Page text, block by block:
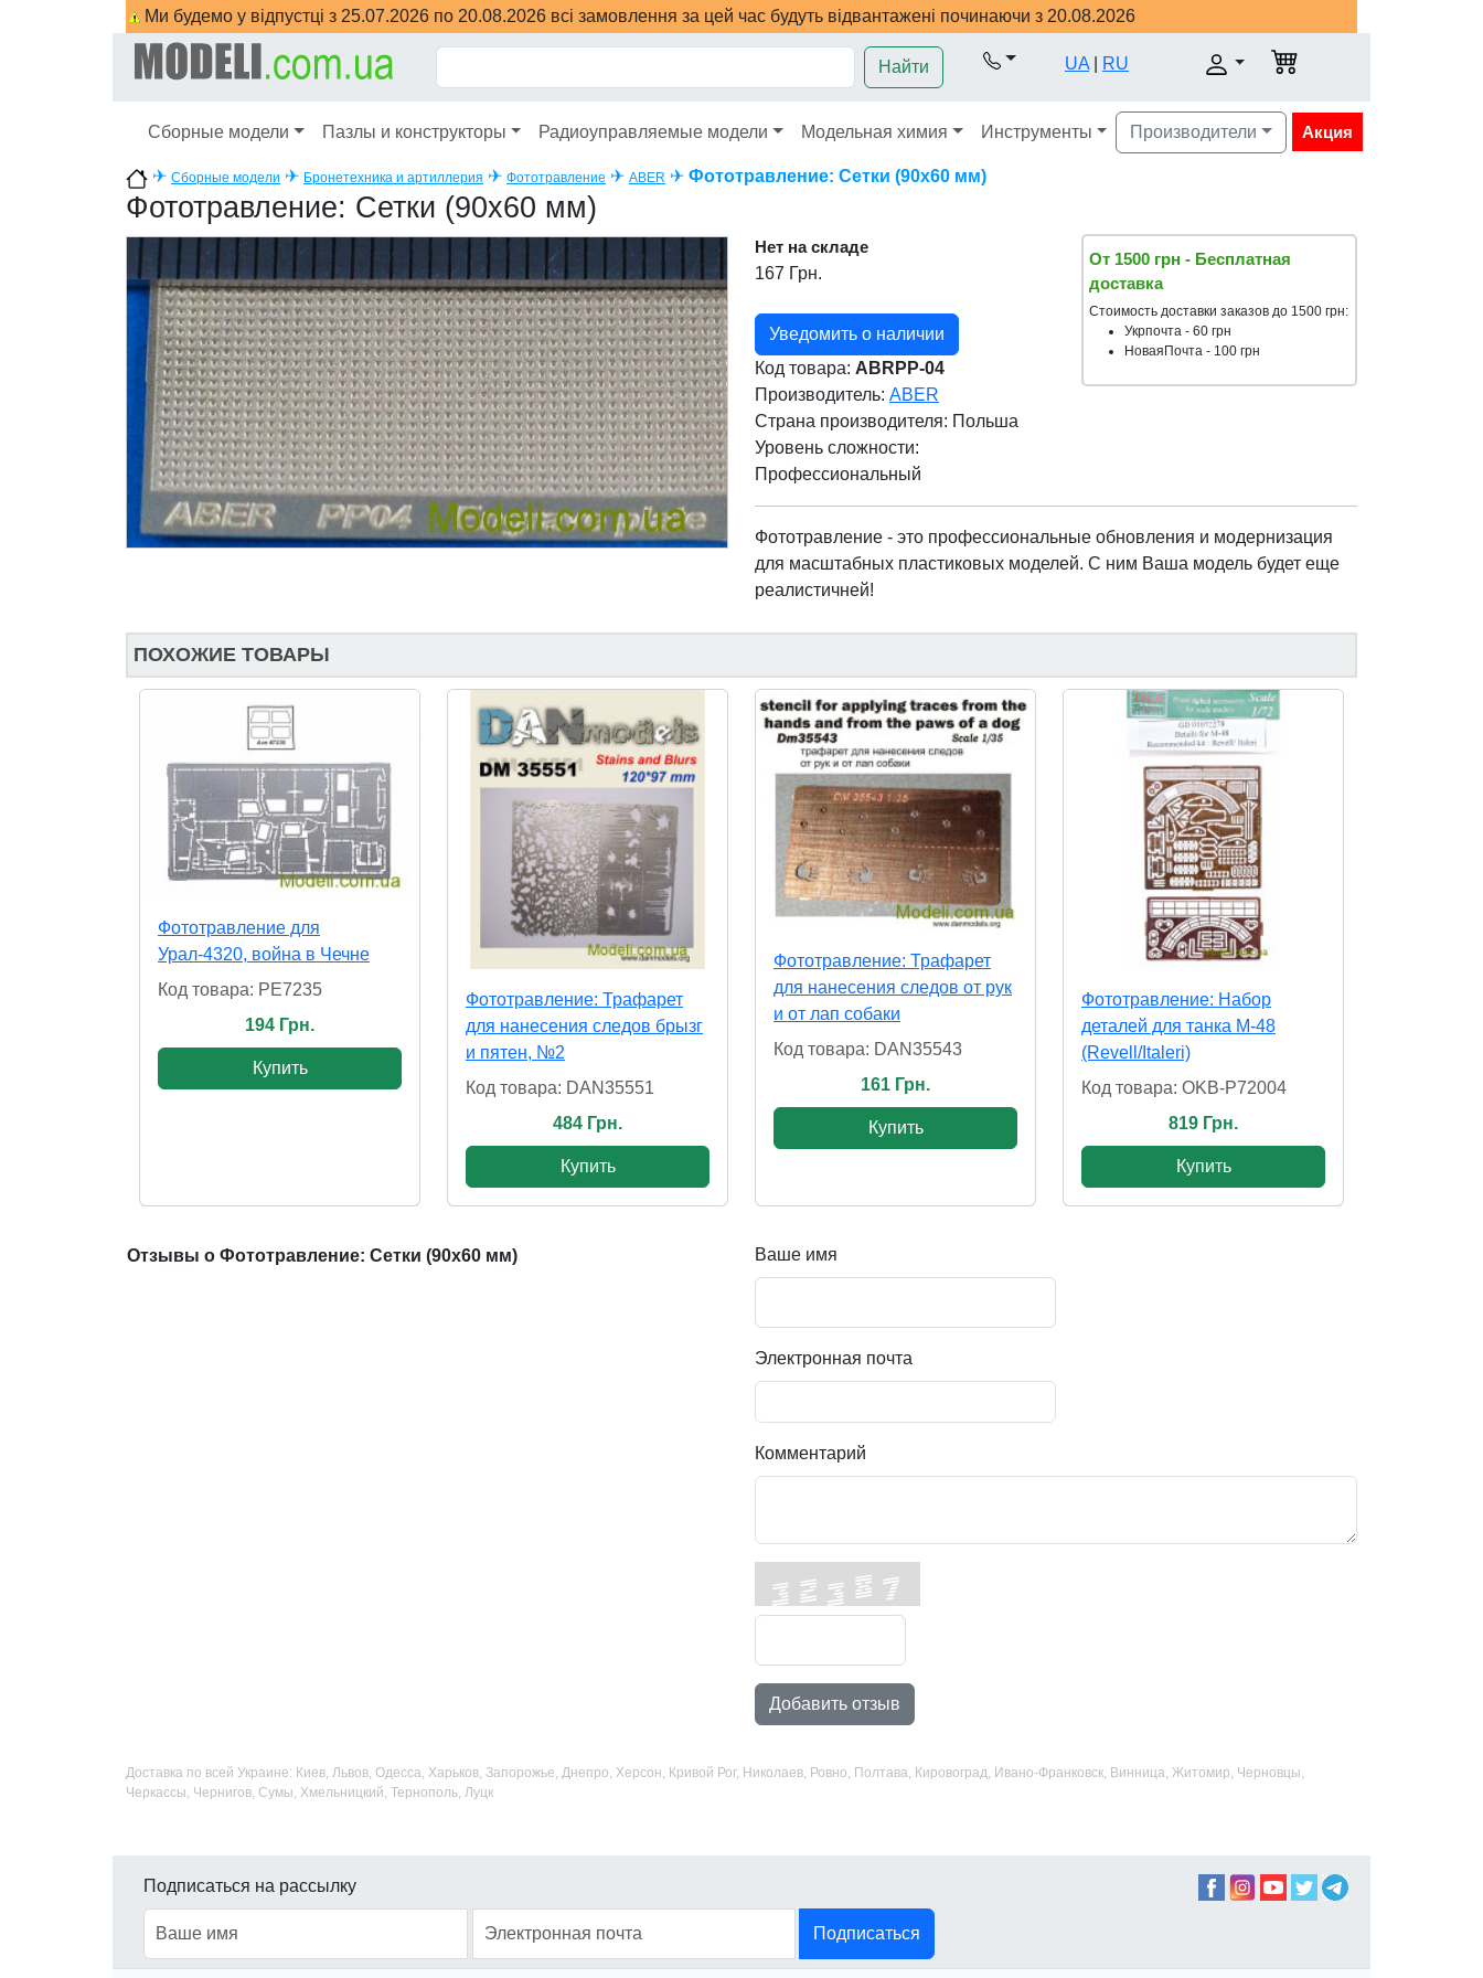
Ми будемо у відпустці з 25.07.2026 по 20.08.2026 всі замовлення за цей час будуть відвантажені починаючи з 20.08.2026
Найти UA RU
Сборные модели Пазлы и конструкторы Радиоуправляемые модели Модельная химия Инструменты Производители Акция
✈ Сборные модели ✈ Бронетехника и артиллерия ✈ Фототравление ✈ ABER ✈ Фототравление: Сетки (90x60 мм)
Фототравление: Сетки (90x60 мм)
Нет на складе
167 Грн.
Уведомить о наличии
Код товара: ABRPP-04
Производитель: ABER
Страна производителя: Польша
Уровень сложности:
Профессиональный
От 1500 грн - Бесплатная
доставка
Стоимость доставки заказов до 1500 грн:
Укрпочта - 60 грн
НоваяПочта - 100 грн
Фототравление - это профессиональные обновления и модернизация
для масштабных пластиковых моделей. С ним Ваша модель будет еще
реалистичней!
ПОХОЖИЕ ТОВАРЫ
Фототравление для
Урал-4320, война в Чечне
Код товара: PE7235
194 Грн.
Купить
Фототравление: Трафарет
для нанесения следов брызг
и пятен, №2
Код товара: DAN35551
484 Грн.
Купить
Фототравление: Трафарет
для нанесения следов от рук
и от лап собаки
Код товара: DAN35543
161 Грн.
Купить
Фототравление: Набор
деталей для танка M-48
(Revell/Italeri)
Код товара: OKB-P72004
819 Грн.
Купить
Отзывы о Фототравление: Сетки (90x60 мм) Ваше имя
Электронная почта
Комментарий
Добавить отзыв
Доставка по всей Украине: Киев, Львов, Одесса, Харьков, Запорожье, Днепро, Херсон, Кривой Рог, Николаев, Ровно, Полтава, Кировоград, Ивано-Франковск, Винница, Житомир, Черновцы,
Черкассы, Чернигов, Сумы, Хмельницкий, Тернополь, Луцк
Подписаться на рассылку
Подписаться